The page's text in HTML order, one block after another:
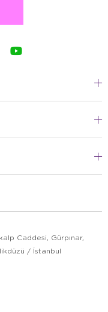
Caddesi, Gürpınar,
/ İstanbul